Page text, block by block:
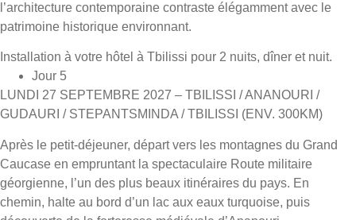
l’architecture contemporaine contraste élégamment avec le
patrimoine historique environnant.
Installation à votre hôtel à Tbilissi pour 2 nuits, dîner et nuit.
Jour 5
LUNDI 27 SEPTEMBRE 2027 – TBILISSI / ANANOURI /
GUDAURI / STEPANTSMINDA / TBILISSI (ENV. 300KM)
Après le petit-déjeuner, départ vers les montagnes du Grand
Caucase en empruntant la spectaculaire Route militaire
géorgienne, l’un des plus beaux itinéraires du pays. En
chemin, halte au bord d’un lac aux eaux turquoise, puis